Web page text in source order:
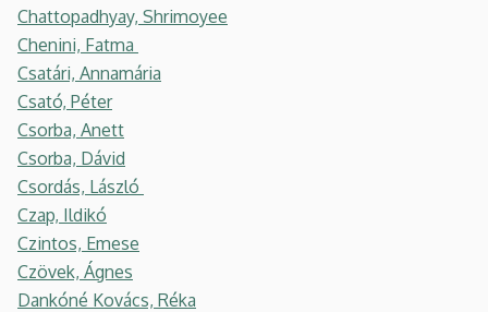
Chattopadhyay, Shrimoyee
Chenini, Fatma
Csatári, Annamária
Csató, Péter
Csorba, Anett
Csorba, Dávid
Csordás, László
Czap, Ildikó
Czintos, Emese
Czövek, Ágnes
Dankóné Kovács, Réka